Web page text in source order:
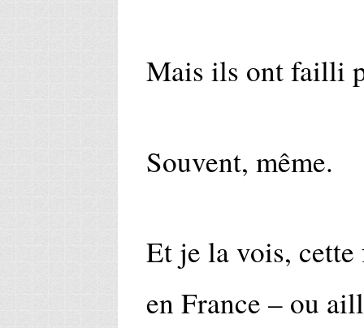
Mais ils ont failli
Souvent, même.
Et je la vois,
en France – ou